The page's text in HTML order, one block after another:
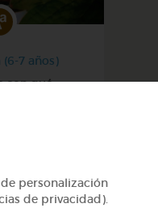
(6-7 años)
con qué
personalización
de privacidad).